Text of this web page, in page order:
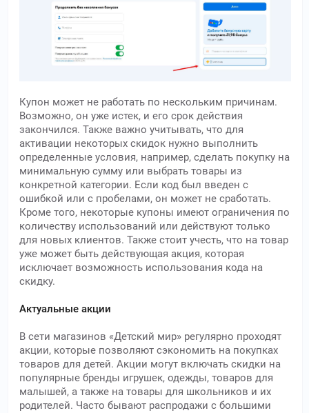
Купон может не работать по нескольким причинам.
Возможно, он уже истек, и его срок действия
закончился. Также важно учитывать, что для
активации некоторых скидок нужно выполнить
определенные условия, например, сделать покупку на
минимальную сумму или выбрать товары из
конкретной категории. Если код был введен с
ошибкой или с пробелами, он может не сработать.
Кроме того, некоторые купоны имеют ограничения по
количеству использований или действуют только
для новых клиентов. Также стоит учесть, что на товар
уже может быть действующая акция, которая
исключает возможность использования кода на
скидку.
Актуальные акции
В сети магазинов «Детский мир» регулярно проходят
акции, которые позволяют сэкономить на покупках
товаров для детей. Акции могут включать скидки на
популярные бренды игрушек, одежды, товаров для
малышей, а также на товары для школьников и их
родителей. Часто бывают распродажи с большими